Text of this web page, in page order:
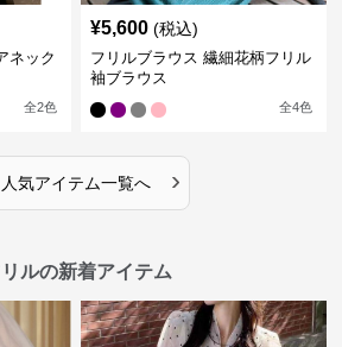
ネック
全2色
¥5,600 (税込)
フリルブラウス 繊細花柄フリル
袖ブラウス
全4色
人気アイテム一覧へ ›
ルの新着アイテム